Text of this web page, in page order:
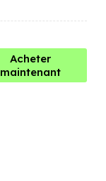
Acheter
maintenant